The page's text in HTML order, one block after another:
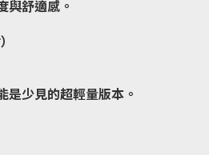
與舒適感。
是少見的超輕量版本。